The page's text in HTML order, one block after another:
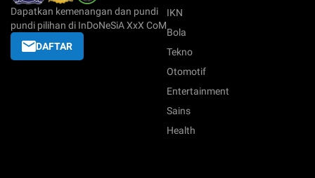
Dapatkan kemenangan dan pundi
pundi pilihan di InDoNeSiA XxX CoM
DAFTAR
IKN
Bola
Tekno
Otomotif
Entertainment
Sains
Health